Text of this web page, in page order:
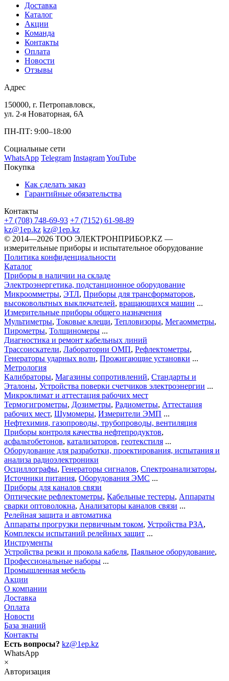
Доставка
Каталог
Акции
Команда
Контакты
Оплата
Новости
Отзывы
Адрес
150000, г. Петропавловск,
ул. 2-я Новаторная, 6А
ПН-ПТ: 9:00–18:00
Социальные сети
WhatsApp Telegram InstagramYouTube
Покупка
Как сделать заказ
Гарантийные обязательства
Контакты
+7 (708) 748-69-93 +7 (7152) 61-98-89
kz@1ep.kz kz@1ep.kz
©️ 2014—2026 ТОО ЭЛЕКТРОНПРИБОР.KZ —
измерительные приборы и испытательное оборудование
Политика конфиденциальности
Каталог
Приборы в наличии на складе
Электроэнергетика, подстанционное оборудование
Микроомметры, ЭТЛ, Приборы для трансформаторов,
высоковольтных выключателей, вращающихся машин ...
Измерительные приборы общего назначения
Мультиметры, Токовые клещи, Тепловизоры, Мегаомметры,
Пирометры, Толщиномеры ...
Диагностика и ремонт кабельных линий
Трассоискатели, Лаборатории ОМП, Рефлектометры,
Генераторы ударных волн, Прожигающие установки ...
Метрология
Калибраторы, Магазины сопротивлений, Стандарты и
Эталоны, Устройства поверки счетчиков электроэнергии ...
Микроклимат и аттестация рабочих мест
Термогигрометры, Дозиметры, Радиометры, Аттестация
рабочих мест, Шумомеры, Измерители ЭМП ...
Нефтехимия, газопроводы, трубопроводы, вентиляция
Приборы контроля качества нефтепродуктов,
асфальтобетонов, катализаторов, геотекстиля ...
Оборудование для разработки, проектирования, испытания и
анализа радиоэлектроники
Осциллографы, Генераторы сигналов, Спектроанализаторы,
Источники питания, Оборудования ЭМС ...
Приборы для каналов связи
Оптические рефлектометры, Кабельные тестеры, Аппараты
сварки оптоволокна, Анализаторы каналов связи ...
Релейная защита и автоматика
Аппараты прогрузки первичным током, Устройства РЗА,
Комплексы испытаний релейных защит ...
Инструменты
Устройства резки и прокола кабеля, Паяльное оборудование,
Профессиональные наборы ...
Промышленная мебель
Акции
О компании
Доставка
Оплата
Новости
База знаний
Контакты
Есть вопросы? kz@1ep.kz
WhatsApp
×
Авторизация